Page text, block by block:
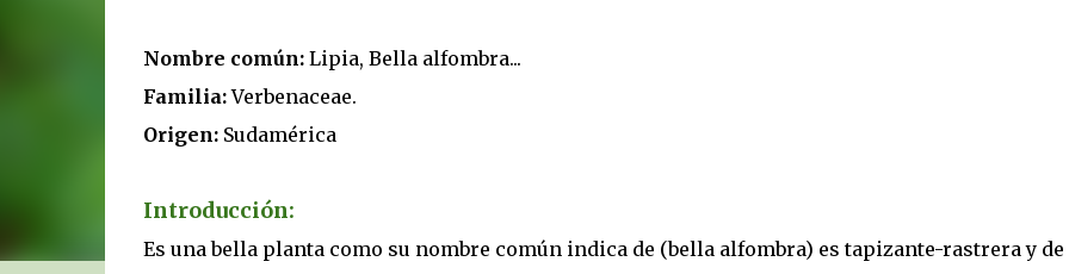
Nombre común:Lipia, Bella alfombra...
Familia:Verbenaceae.
Origen:Sudamérica
Introducción:
Es una bella planta como su nombre común indica de (bella alfombra) es tapizante-rastrera y de